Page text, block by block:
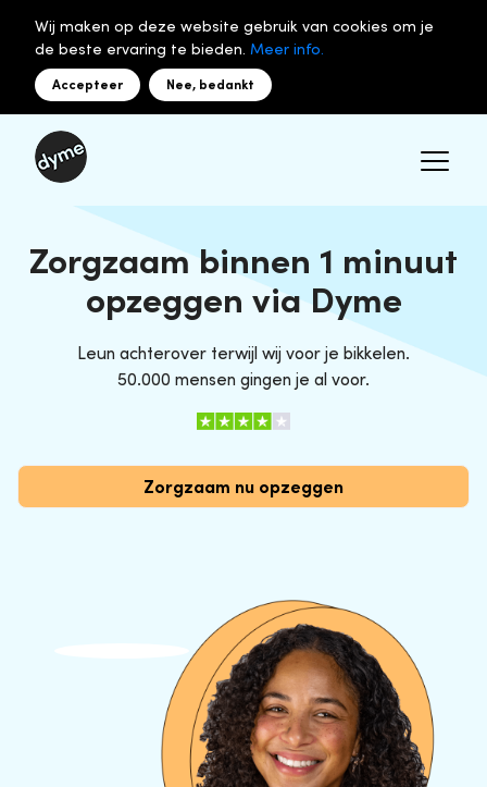
Wij maken op deze website gebruik van cookies om je
de beste ervaring te bieden. Meer info.
Accepteer Nee, bedankt
Zorgzaam binnen 1 minuut
opzeggen via Dyme
Leun achterover terwijl wij voor je bikkelen.
50.000 mensen gingen je al voor.
Zorgzaam nu opzeggen